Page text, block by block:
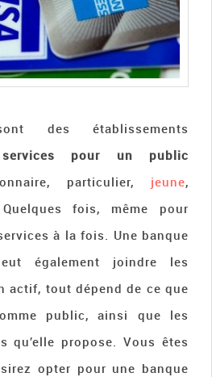
des établissements
pour un public
particulier, jeune,
fois, même pour
à la fois. Une banque
également joindre les
actif, tout dépend de ce que
public, ainsi que les
qu’elle propose. Vous êtes
opter pour une banque